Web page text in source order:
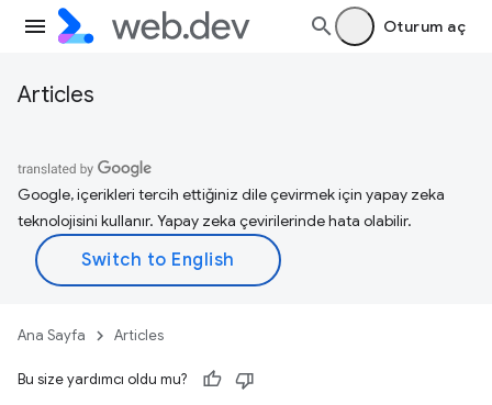
Oturum aç
Articles
Google, içerikleri tercih ettiğiniz dile çevirmek için yapay zeka
teknolojisini kullanır. Yapay zeka çevirilerinde hata olabilir.
Ana Sayfa Articles
Bu size yardımcı oldu mu?